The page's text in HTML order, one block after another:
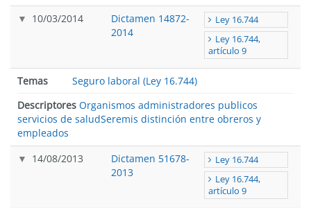
10/03/2014
Dictamen 14872-
2014
Ley 16.744
Ley 16.744,
artículo 9
Temas
Seguro laboral (Ley 16.744)
Descriptores Organismos administradores publicos
servicios de saludSeremis distinción entre obreros y
empleados
14/08/2013
Dictamen 51678-
2013
Ley 16.744
Ley 16.744,
artículo 9